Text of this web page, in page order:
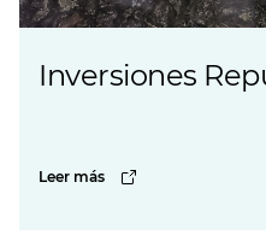
Inversiones
Leer más